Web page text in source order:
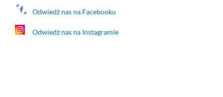
Odwiedż nas na Facebooku
Odwiedź nas na Instagramie